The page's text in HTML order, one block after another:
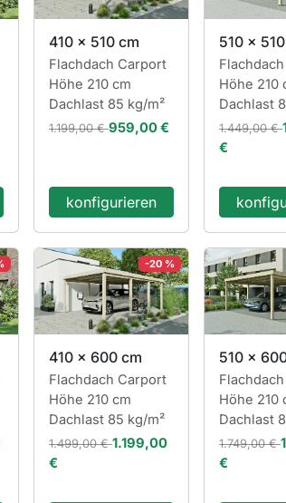
410 x 510 cm
Flachdach Carport
Höhe 210 cm
Dachlast 85 kg/m²
1.199,00 €959,00 €
konfigurieren
510 x
Höhe 210
Dachlast
1.449,00 €
€
-20 %
410 x 600 cm
Flachdach Carport
Höhe 210 cm
Dachlast 85 kg/m²
1.499,00 €1.199,00
€
510 x
Höhe 210
Dachlast
1.749,00 €
€